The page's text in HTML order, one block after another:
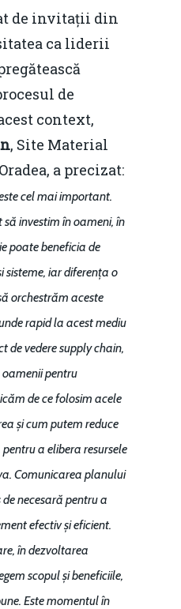
de invitații din
ca liderii
de
context,
, Site Material
a precizat:
cel mai important.
investim în oameni, în
poate beneficia de
sisteme, iar diferența o
orchestrăm aceste
rapid la acest mediu
de vedere supply chain,
pentru
de ce folosim acele
și cum putem reduce
a elibera resursele
Comunicarea planului
de necesară pentru a
efectiv și eficient.
în dezvoltarea
scopul și beneficiile,
Este momentul în